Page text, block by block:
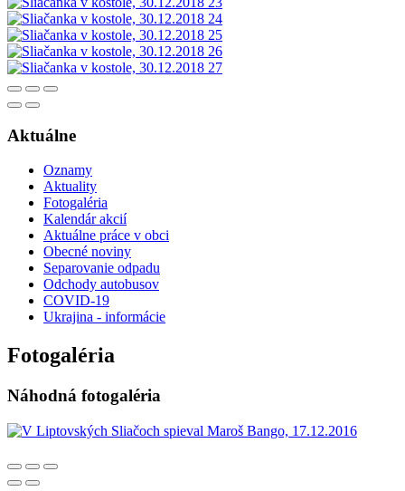
Aktuálne
Oznamy
Aktuality
Fotogaléria
Kalendár akcií
Aktuálne práce v obci
Obecné noviny
Separovanie odpadu
Odchody autobusov
COVID-19
Ukrajina - informácie
Fotogaléria
Náhodná fotogaléria